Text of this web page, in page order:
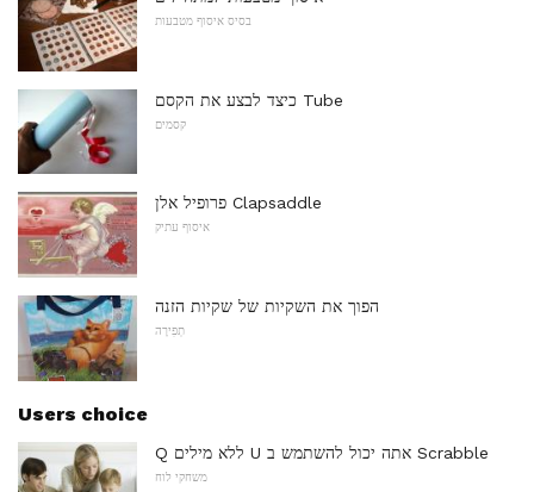
בסיס איסוף מטבעות
כיצד לבצע את הקסם Tube
קסמים
פרופיל אלן Clapsaddle
איסוף עתיק
הפוך את השקיות של שקיות הזנה
תְפִירָה
Users choice
Q ללא מילים U אתה יכול להשתמש ב Scrabble
משחקי לוח